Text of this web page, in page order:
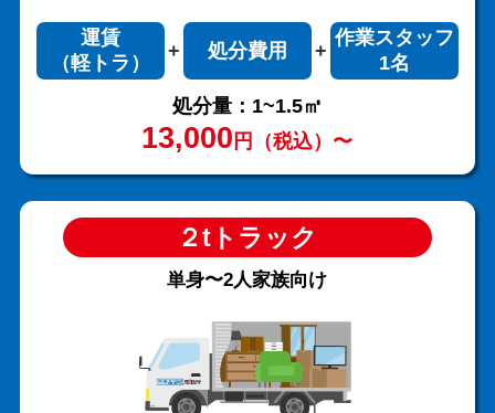
運賃
（軽トラ）
処分費用
作業スタッフ
1名
処分量：1~1.5㎥
13,000 円（税込）〜
２tトラック
単身〜2人家族向け